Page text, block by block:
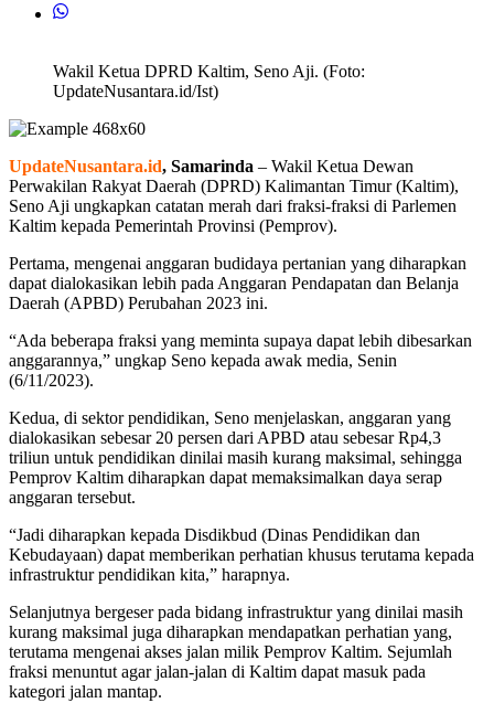
Wakil Ketua DPRD Kaltim, Seno Aji. (Foto:
UpdateNusantara.id/Ist)
UpdateNusantara.id, Samarinda – Wakil Ketua Dewan
Perwakilan Rakyat Daerah (DPRD) Kalimantan Timur (Kaltim),
Seno Aji ungkapkan catatan merah dari fraksi-fraksi di Parlemen
Kaltim kepada Pemerintah Provinsi (Pemprov).
Pertama, mengenai anggaran budidaya pertanian yang diharapkan
dapat dialokasikan lebih pada Anggaran Pendapatan dan Belanja
Daerah (APBD) Perubahan 2023 ini.
“Ada beberapa fraksi yang meminta supaya dapat lebih dibesarkan
anggarannya,” ungkap Seno kepada awak media, Senin
(6/11/2023).
Kedua, di sektor pendidikan, Seno menjelaskan, anggaran yang
dialokasikan sebesar 20 persen dari APBD atau sebesar Rp4,3
triliun untuk pendidikan dinilai masih kurang maksimal, sehingga
Pemprov Kaltim diharapkan dapat memaksimalkan daya serap
anggaran tersebut.
“Jadi diharapkan kepada Disdikbud (Dinas Pendidikan dan
Kebudayaan) dapat memberikan perhatian khusus terutama kepada
infrastruktur pendidikan kita,” harapnya.
Selanjutnya bergeser pada bidang infrastruktur yang dinilai masih
kurang maksimal juga diharapkan mendapatkan perhatian yang,
terutama mengenai akses jalan milik Pemprov Kaltim. Sejumlah
fraksi menuntut agar jalan-jalan di Kaltim dapat masuk pada
kategori jalan mantap.